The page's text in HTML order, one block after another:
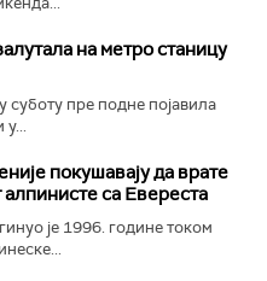
на метро станицу
пре подне појавила
у...
покушавају да врате
алпинисте са Евереста
је 1996. године током